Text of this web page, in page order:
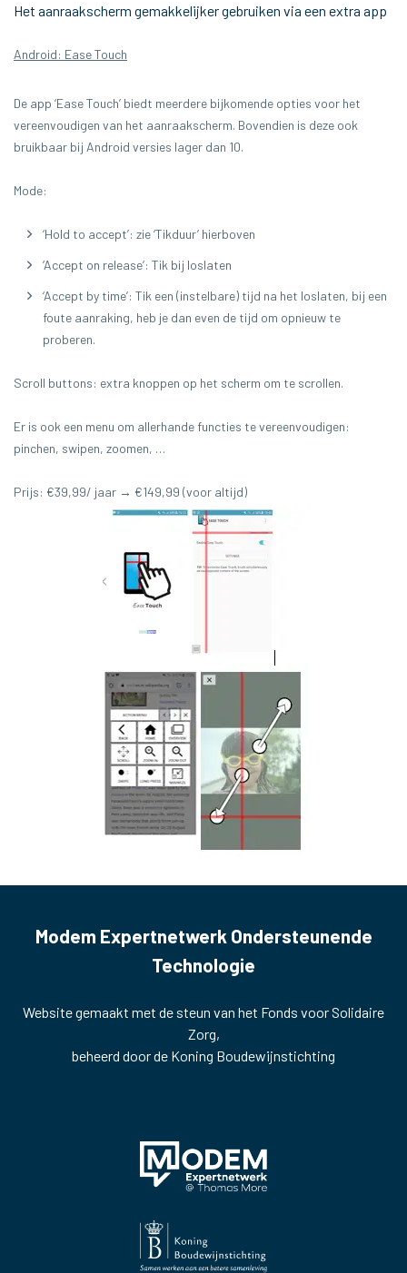
Het aanraakscherm gemakkelijker gebruiken via een extra app
Android: Ease Touch
De app ‘Ease Touch’ biedt meerdere bijkomende opties voor het
vereenvoudigen van het aanraakscherm. Bovendien is deze ook
bruikbaar bij Android versies lager dan 10.
Mode:
‘Hold to accept’: zie ‘Tikduur’ hierboven
‘Accept on release’: Tik bij loslaten
‘Accept by time’: Tik een (instelbare) tijd na het loslaten, bij een
foute aanraking, heb je dan even de tijd om opnieuw te
proberen.
Scroll buttons: extra knoppen op het scherm om te scrollen.
Er is ook een menu om allerhande functies te vereenvoudigen:
pinchen, swipen, zoomen, …
Prijs: €39,99/ jaar → €149,99 (voor altijd)
Modem Expertnetwerk Ondersteunende
Technologie
Website gemaakt met de steun van het Fonds voor Solidaire
Zorg,
beheerd door de Koning Boudewijnstichting